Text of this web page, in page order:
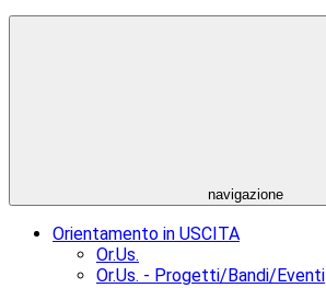
navigazione
Orientamento in USCITA
Or.Us.
Or.Us. - Progetti/Bandi/Eventi